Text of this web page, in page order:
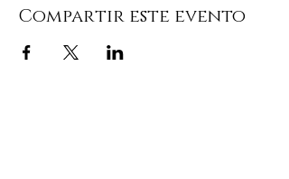
Compartir este evento